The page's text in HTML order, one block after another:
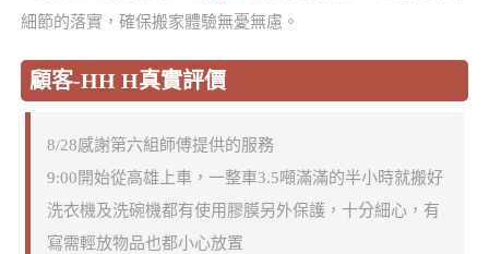
細節的落實，確保搬家體驗無憂無慮。
顧客-HH H真實評價
8/28感謝第六組師傅提供的服務
9:00開始從高雄上車，一整車3.5噸滿滿的半小時就搬好
洗衣機及洗碗機都有使用膠膜另外保護，十分細心，有
寫需輕放物品也都小心放置